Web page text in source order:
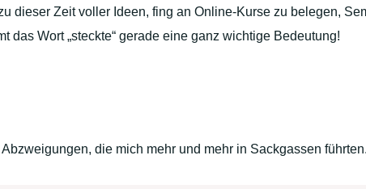
dieser Zeit voller Ideen, fing an Online-Kurse zu belegen,
das Wort „steckte“ gerade eine ganz wichtige Bedeutung!
die mich mehr und mehr in Sackgassen